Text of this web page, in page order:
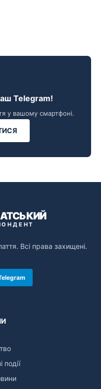
Telegram!
у вашому смартфоні.
Всі права захищені.
події